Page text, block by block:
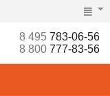
8 495783-06-56
8 800777-83-56